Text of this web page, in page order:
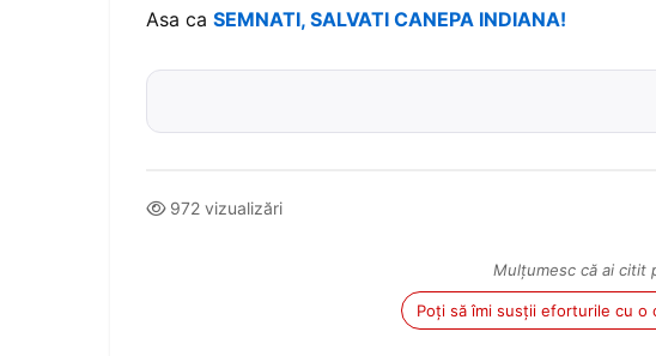
Asa ca SEMNATI, SALVATI CANEPA INDIANA!
972 vizualizări
Mulțumesc că ai citit
Poți să îmi susții eforturile cu o